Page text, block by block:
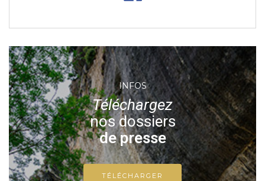
INFOS
Téléchargez
nos dossiers
de presse
TÉLÉCHARGER